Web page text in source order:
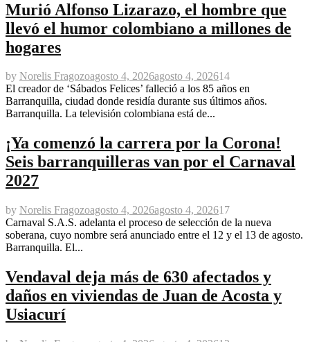
Murió Alfonso Lizarazo, el hombre que
llevó el humor colombiano a millones de
hogares
by Norelis Fragozoagosto 4, 2026agosto 4, 202614
El creador de ‘Sábados Felices’ falleció a los 85 años en
Barranquilla, ciudad donde residía durante sus últimos años.
Barranquilla. La televisión colombiana está de...
¡Ya comenzó la carrera por la Corona!
Seis barranquilleras van por el Carnaval
2027
by Norelis Fragozoagosto 4, 2026agosto 4, 202617
Carnaval S.A.S. adelanta el proceso de selección de la nueva
soberana, cuyo nombre será anunciado entre el 12 y el 13 de agosto.
Barranquilla. El...
Vendaval deja más de 630 afectados y
daños en viviendas de Juan de Acosta y
Usiacurí